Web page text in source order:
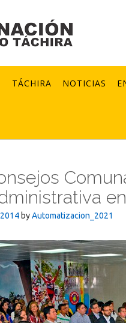
TÁCHIRA NOTICIAS
byAutomatizacion_2021